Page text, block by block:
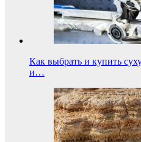
Как выбрать и купить
и…